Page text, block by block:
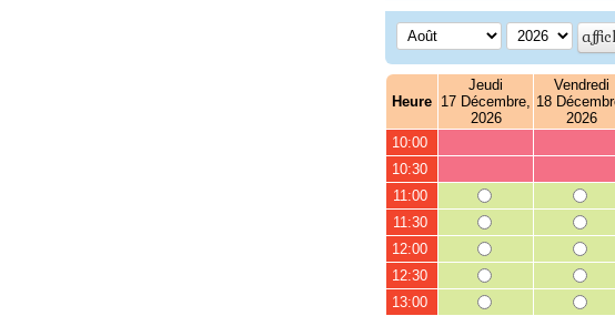
Heure
Jeudi
17 Décembre,
2026
Vendredi
18
2026
10:00
10:30
11:00
11:30
12:00
12:30
13:00